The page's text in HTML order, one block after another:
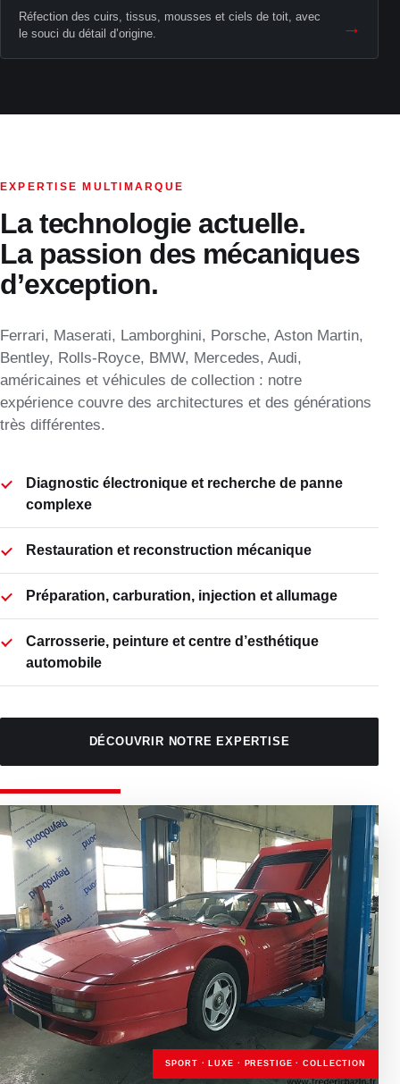
Réfection des cuirs, tissus, mousses et ciels de toit, avec
le souci du détail d’origine.
→
SPORT · LUXE · PRESTIGE · COLLECTION
EXPERTISE MULTIMARQUE
La technologie actuelle.
La passion des mécaniques
d’exception.
Ferrari, Maserati, Lamborghini, Porsche, Aston Martin,
Bentley, Rolls-Royce, BMW, Mercedes, Audi,
américaines et véhicules de collection : notre
expérience couvre des architectures et des générations
très différentes.
Diagnostic électronique et recherche de panne
complexe
Restauration et reconstruction mécanique
Préparation, carburation, injection et allumage
Carrosserie, peinture et centre d’esthétique
automobile
DÉCOUVRIR NOTRE EXPERTISE